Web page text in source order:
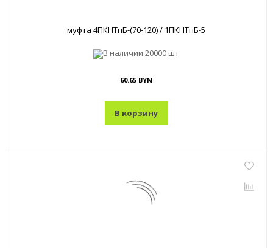
муфта 4ПКНТпБ-(70-120) / 1ПКНТпБ-5
В наличии 20000 шт
60.65 BYN
В корзину